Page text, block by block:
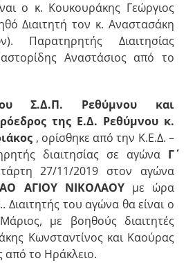
ο κ. Κουκουράκης Γεώργιος
Διαιτητή τον κ. Αναστασάκη
Παρατηρητής Διαιτησίας
Αναστάσιος από το
Σ.Δ.Π. Ρεθύμνου και
της Ε.Δ. Ρεθύμνου κ.
, ορίσθηκε από την Κ.Ε.Δ. –
διαιτησίας σε αγώνα Γ΄
27/11/2019 στον αγώνα
ΑΓΙΟΥ ΝΙΚΟΛΑΟΥ με ώρα
Διαιτητής του αγώνα θα είναι ο
με βοηθούς διαιτητές
Κωνσταντίνος και Καούρας
από το Ηράκλειο.